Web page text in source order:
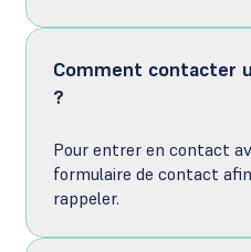
Comment contacter
?
Pour entrer en contact
formulaire de contact
rappeler.